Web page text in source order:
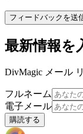
フィードバックを送
最新情報を
DivMagic メール
フルネーム
電子メール
購読する